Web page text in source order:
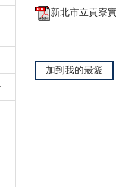
新北市立貢寮
加到我的最愛